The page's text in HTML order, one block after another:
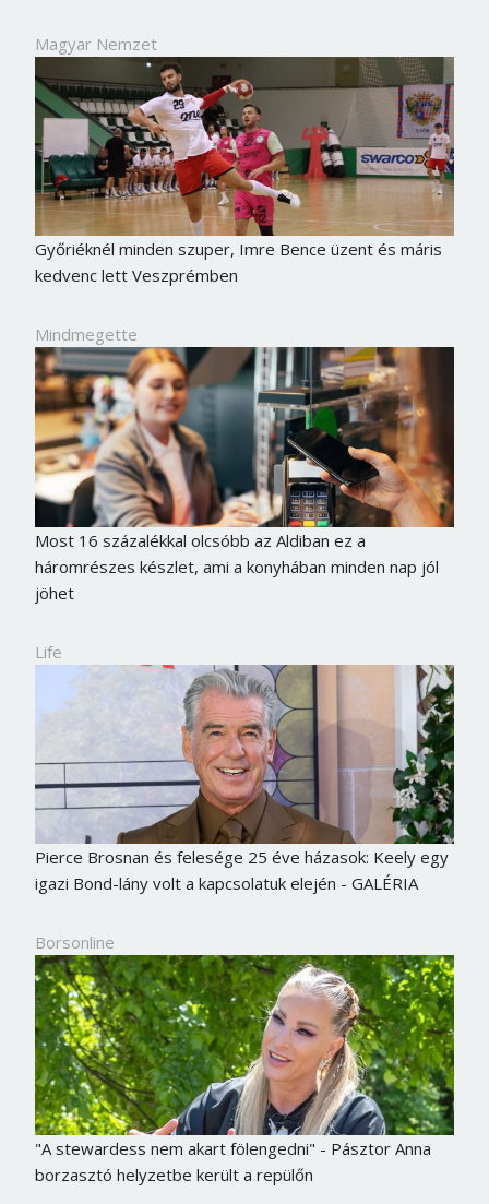
Magyar Nemzet
Győriéknél minden szuper, Imre Bence üzent és máris
kedvenc lett Veszprémben
Mindmegette
Most 16 százalékkal olcsóbb az Aldiban ez a
háromrészes készlet, ami a konyhában minden nap jól
jöhet
Life
Pierce Brosnan és felesége 25 éve házasok: Keely egy
igazi Bond-lány volt a kapcsolatuk elején - GALÉRIA
Borsonline
"A stewardess nem akart fölengedni" - Pásztor Anna
borzasztó helyzetbe került a repülőn
Borsonline bejelentkezés
E-mail cím vagy felhasználónév